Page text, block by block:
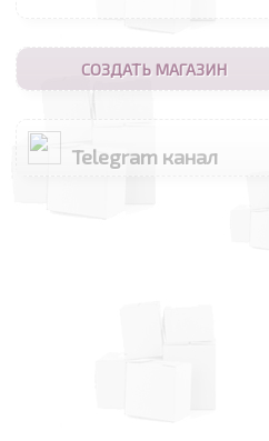
СОЗДАТЬ МАГАЗИН
Telegram канал